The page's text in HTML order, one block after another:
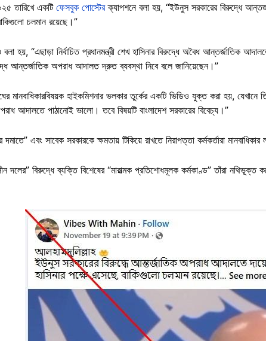
তারিখে একটি ফেসবুক পোস্টেরক্যাপশনে বলা হয়, “ইউনুস সরকারের বিরুদ্ধে
চলমান রয়েছে।”
হয়, “এছাড়া নির্বাচিত প্রধানমন্ত্রী শেখ হাসিনার বিরুদ্ধে অবৈধ আন্তর্জাতিক
আন্তর্জাতিক অপরাধ আদালত দ্রুত ব্যবস্থা নিবে বলে জানিয়েছেন।”
মানবাধিকারবিষয়ক হাইকমিশনার ভলকার তুর্কের একটি ভিডিও যুক্ত করা হয়,
আদালতে পাঠানোই ভালো। তবে বিষয়টি বাংলাদেশ সরকারের বিবেচ্য।”
দমাতে” এবং সাবেক সরকারকে ক্ষমতায় টিকিয়ে রাখতে নিরাপত্তা কর্মকর্তারা
দলের” বিরুদ্ধে ব্যক্তি বিশেষের “মারাত্মক প্রতিশোধমূলক কর্মকাণ্ড” তাঁরা